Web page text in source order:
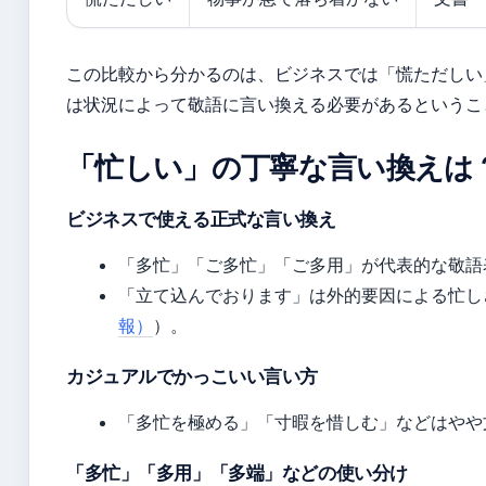
この比較から分かるのは、ビジネスでは「慌ただし
は状況によって敬語に言い換える必要があるという
「忙しい」の丁寧な言い換えは
ビジネスで使える正式な言い換え
「多忙」「ご多忙」「ご多用」が代表的な敬
「立て込んでおります」は外的要因による忙
報） ）。
カジュアルでかっこいい言い方
「多忙を極める」「寸暇を惜しむ」などはや
「多忙」「多用」「多端」などの使い分け